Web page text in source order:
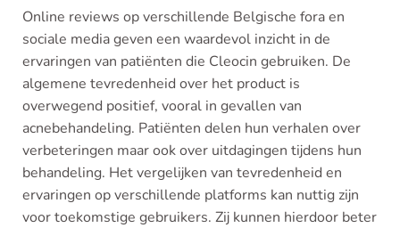
Online reviews op verschillende Belgische fora en
sociale media geven een waardevol inzicht in de
ervaringen van patiënten die Cleocin gebruiken. De
algemene tevredenheid over het product is
overwegend positief, vooral in gevallen van
acnebehandeling. Patiënten delen hun verhalen over
verbeteringen maar ook over uitdagingen tijdens hun
behandeling. Het vergelijken van tevredenheid en
ervaringen op verschillende platforms kan nuttig zijn
voor toekomstige gebruikers. Zij kunnen hierdoor beter